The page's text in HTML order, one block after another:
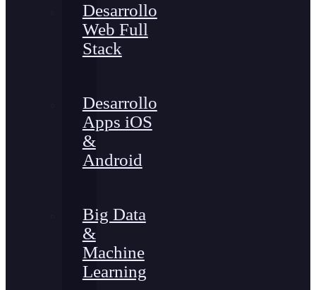
Desarrollo
Web Full
Stack
Desarrollo
Apps iOS
&
Android
Big Data
&
Machine
Learning